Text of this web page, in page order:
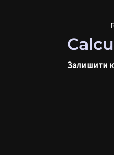
Залишити
запису